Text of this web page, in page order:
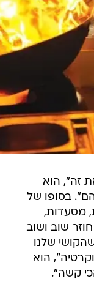
זה", הוא
בסופו של
מסעדות,
שוב ושוב
שלנו
הוא
קשה".